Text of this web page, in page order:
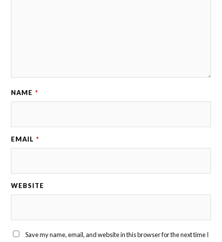
NAME *
EMAIL *
WEBSITE
Save my name, email, and website in this browser for the next time I